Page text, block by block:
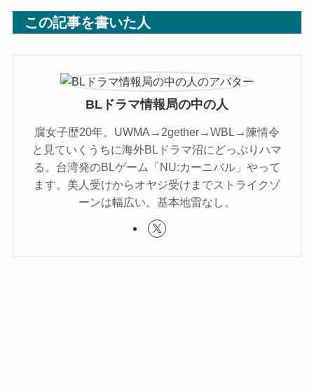
この記事を書いた人
BLドラマ情報局の中の人
腐女子歴20年。UWMA→2gether→WBL→陳情令
と見ていくうちに海外BLドラマ沼にどっぷりハマ
る。台湾発のBLゲーム「NU:カーニバル」やって
ます。美人受けからオヤジ受けまでストライクゾ
ーンは幅広い。基本地雷なし。